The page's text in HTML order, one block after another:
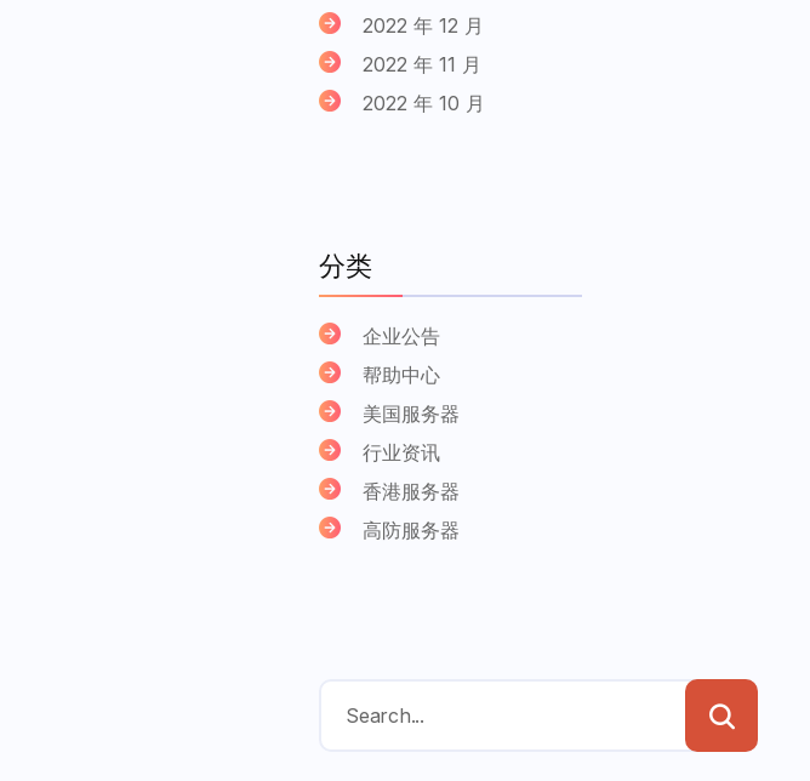
2022 年 12 月
2022 年 11 月
2022 年 10 月
分类
企业公告
帮助中心
美国服务器
行业资讯
香港服务器
高防服务器